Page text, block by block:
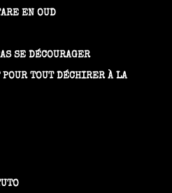
EN OUD
SE DÉCOURAGER
TOUT DÉCHIRER À LA